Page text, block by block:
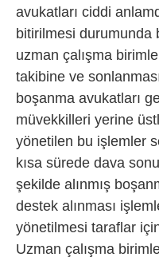
avukatları ciddi
bitirilmesi durumunda
uzman çalışma
takibine ve
boşanma avukatları
müvekkilleri yerine
yönetilen bu işlemler
kısa sürede dava
şekilde alınmış
destek alınması
yönetilmesi taraflar için
Uzman çalışma